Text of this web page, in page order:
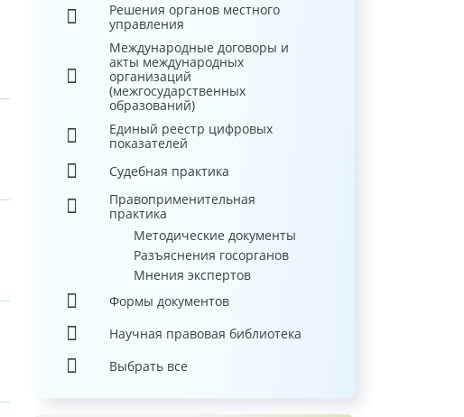
Решения органов местного
управления
Международные договоры и
акты международных
организаций
(межгосударственных
образований)
Единый реестр цифровых
показателей
Судебная практика
Правоприменительная
практика
Методические документы
Разъяснения госорганов
Мнения экспертов
Формы документов
Научная правовая библиотека
Выбрать все